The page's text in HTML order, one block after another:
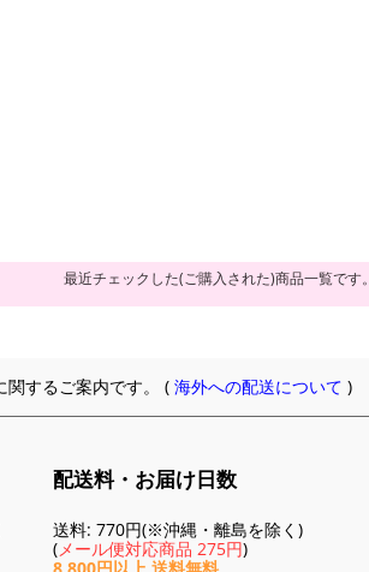
最近チェックした(ご購入された)商品一覧です。
関するご案内です。 (海外への配送について )
配送料・お届け日数
送料: 770円(※沖縄・離島を除く)
( メール便対応商品 275円)